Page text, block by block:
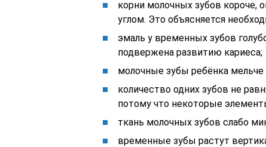
корни молочных зубов короче,
углом. Это объясняется
эмаль у временных зубов
подвержена развитию кариеса;
молочные зубы ребёнка
количество одних зубов не
потому что некоторые
ткань молочных зубов слабо
временные зубы растут